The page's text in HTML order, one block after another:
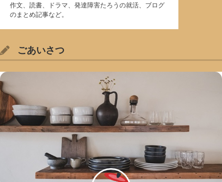
作文、読書、ドラマ、発達障害たろうの就活、ブログ
のまとめ記事など。
ごあいさつ